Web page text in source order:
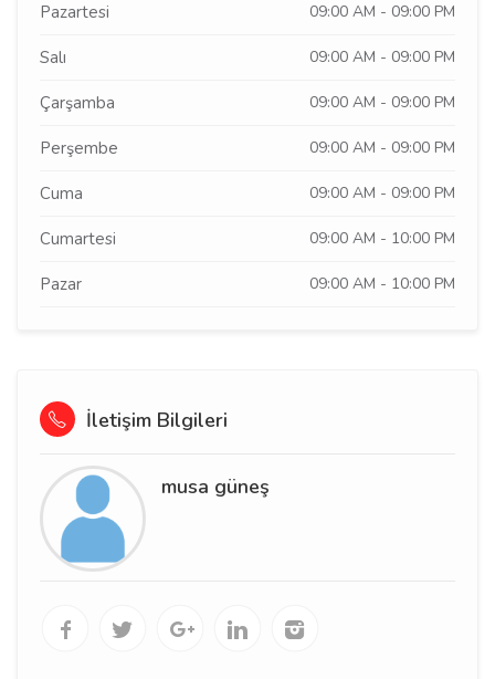
Pazartesi 09:00 AM - 09:00 PM
Salı 09:00 AM - 09:00 PM
Çarşamba 09:00 AM - 09:00 PM
Perşembe 09:00 AM - 09:00 PM
Cuma 09:00 AM - 09:00 PM
Cumartesi 09:00 AM - 10:00 PM
Pazar 09:00 AM - 10:00 PM
İletişim Bilgileri
musa güneş